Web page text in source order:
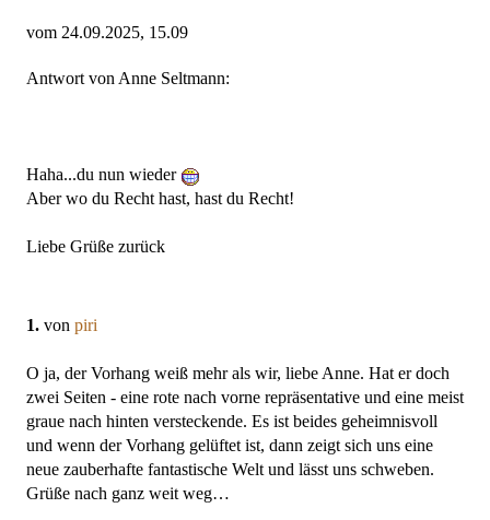
vom 24.09.2025, 15.09
Antwort von Anne Seltmann:
Haha...du nun wieder
Aber wo du Recht hast, hast du Recht!
Liebe Grüße zurück
1. von piri
O ja, der Vorhang weiß mehr als wir, liebe Anne. Hat er doch
zwei Seiten - eine rote nach vorne repräsentative und eine meist
graue nach hinten versteckende. Es ist beides geheimnisvoll
und wenn der Vorhang gelüftet ist, dann zeigt sich uns eine
neue zauberhafte fantastische Welt und lässt uns schweben.
Grüße nach ganz weit weg…